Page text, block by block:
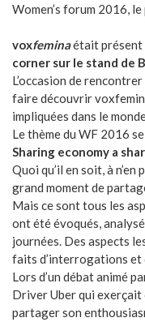
Women’s forum 2016,
voxfeminaétait présent
corner sur le stand de
L’occasion de
faire découvrir
impliquées dans le
Le thème du WF 2016
Sharing economy a
Quoi qu’il en soit, à n’en
grand moment de
Mais ce sont tous les
ont été évoqués,
journées. Des aspects
faits d’interrogations
Lors d’un débat animé
Driver Uber qui exerçait
partager son